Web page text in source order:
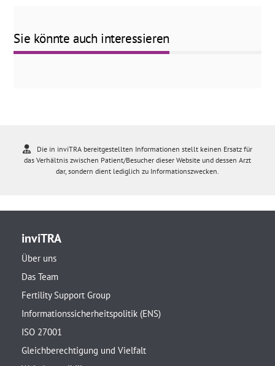
Sie könnte auch interessieren
Die in inviTRA bereitgestellten Informationen stellt keinen Ersatz für
das Verhältnis zwischen Patient/Besucher dieser Website und dessen Arzt
dar, sondern dient lediglich zu Informationszwecken.
inviTRA
Über uns
Das Team
Fertility Support Group
Informationssicherheitspolitik (ENS)
ISO 27001
Gleichberechtigung und Vielfalt